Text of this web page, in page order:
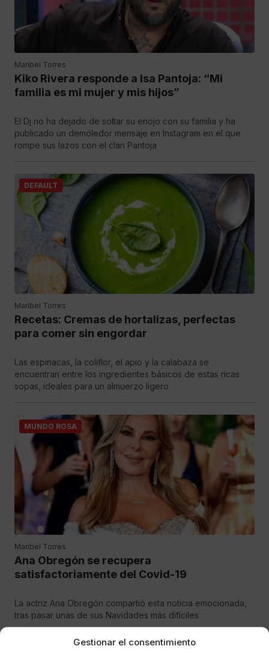
Gestionar el consentimiento
Maribel Torres
Kiko Rivera responde a Isa Pantoja: “Mi
familia es mi mujer y mis hijos”
El Dj no ha dejado de soltar su enojo con su familia y ha
publicado un demoledor mensaje en Instagram en el que
rompe sus lazos con el clan Pantoja
DEFAULT
Maribel Torres
Recetas: Cremas de hortalizas, perfectas
para comer sin engordar
Las espinacas, la coliflor, el apio y la calabaza se
encuentran entre los ingredientes básicos de estas ricas
sopas, ideales para un almuerzo ligero
MUNDO ROSA
Maribel Torres
Ana Obregón se recupera
satisfactoriamente del Covid-19
La actriz Ana Obregón compartió esta noticia emocionada,
tras pasar unas de sus Navidades más difíciles